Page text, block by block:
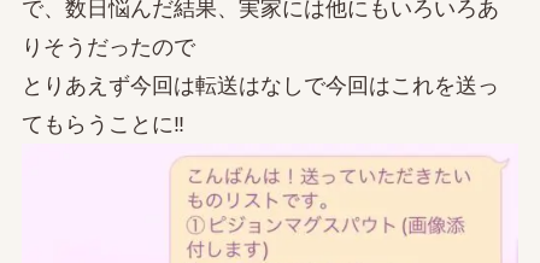
で、数日悩んだ結果、実家には他にもいろいろあ
りそうだったので
とりあえず今回は転送はなしで今回はこれを送っ
てもらうことに‼